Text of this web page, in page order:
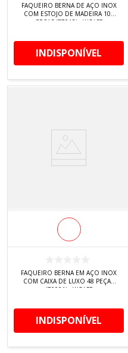
FAQUEIRO BERNA DE AÇO INOX
COM ESTOJO DE MADEIRA 101
PEÇAS (77018) - WOLFF
INDISPONÍVEL
FAQUEIRO BERNA EM AÇO INOX
COM CAIXA DE LUXO 48 PEÇAS
(70001) - WOLFF
INDISPONÍVEL